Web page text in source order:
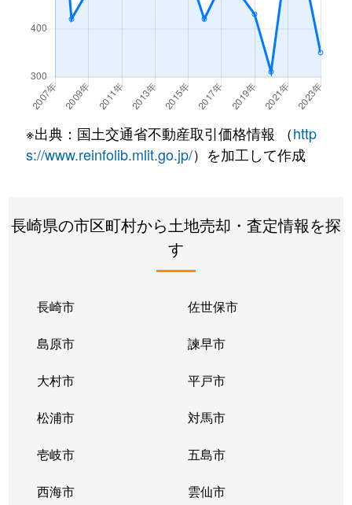
※出典：国土交通省不動産取引価格情報 （http
s://www.reinfolib.mlit.go.jp/）を加工して作成
長崎県の市区町村から土地売却・査定情報を探
す
長崎市 佐世保市
島原市 諫早市
大村市 平戸市
松浦市 対馬市
壱岐市 五島市
西海市 雲仙市